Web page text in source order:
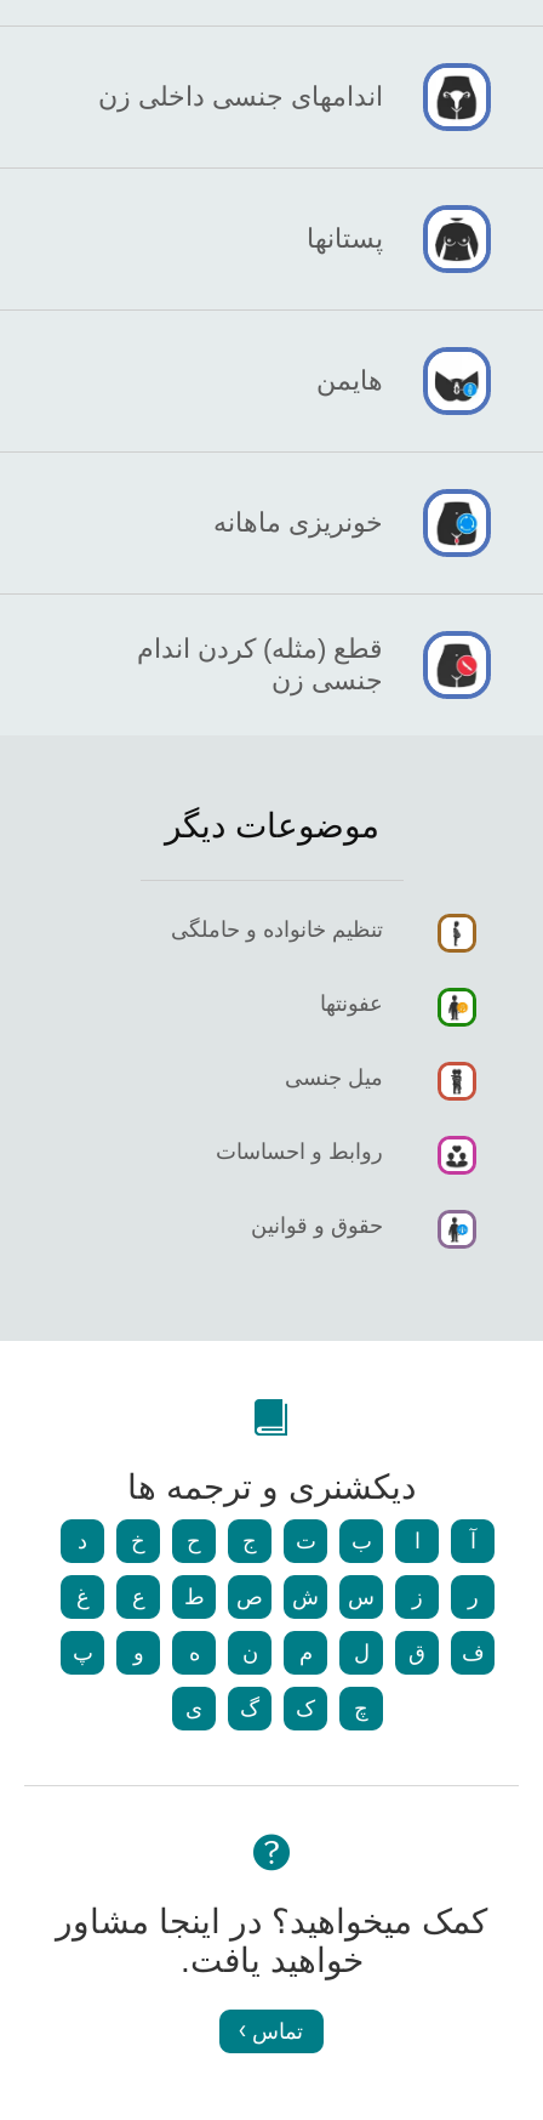
اندامهای جنسی داخلی زن
پستانها
هایمن
خونریزی ماهانه
قطع (مثله) کردن اندام
جنسی زن
موضوعات دیگر
تنظیم خانواده و حاملگی
عفونتها
میل جنسی
روابط و احساسات
حقوق و قوانین
دیکشنری و ترجمه ها
ب ت ج ح خ د
ر ز س ش ص ط ع غ
ف ق ل م ن ه و پ
چ ک گ ی
کمک میخواهید؟ در اینجا مشاور
خواهید یافت.
تماس